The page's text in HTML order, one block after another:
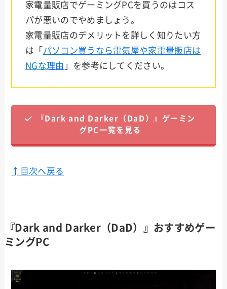
家電量販店でゲーミングPCを買うのはコス
パが悪いのでやめましょう。
家電量販店のデメリットを詳しく知りたい方
は「 パソコン買うなら電気屋や家電量販店は
NGな理由 」を参考にしてください。
『Dark and Darker（DaD）』ゲーミン
グPC一覧を見る
↑目次へ戻る
『Dark and Darker（DaD）』おすすめゲー
ミングPC